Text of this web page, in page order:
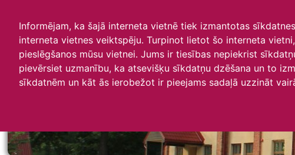
Informējam, ka šajā interneta vietnē tiek izmantotas
interneta vietnes veiktspēju. Turpinot lietot šo interneta
pieslēgšanos mūsu vietnei. Jums ir tiesības nepiekrist
pievērsiet uzmanību, ka atsevišķu sīkdatņu dzēšana un to
sīkdatnēm un kāt ās ierobežot ir pieejams sadaļā uzzināt
Irlavas skola